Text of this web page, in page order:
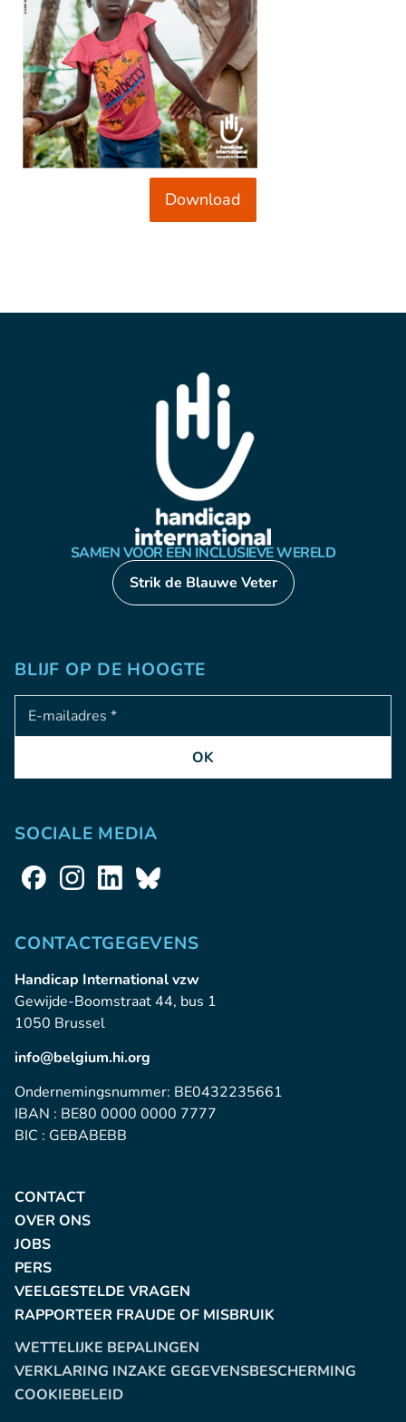
Download
SAMEN VOOR EEN INCLUSIEVE WERELD
Strik de Blauwe Veter
BLIJF OP DE HOOGTE
Adresse e-mail
OK
SOCIALE MEDIA
CONTACTGEGEVENS
Handicap International vzw
Gewijde-Boomstraat 44, bus 1
1050 Brussel
info@belgium.hi.org
Ondernemingsnummer: BE0432235661
IBAN : BE80 0000 0000 7777
BIC : GEBABEBB
CONTACT
OVER ONS
JOBS
PERS
VEELGESTELDE VRAGEN
RAPPORTEER FRAUDE OF MISBRUIK
WETTELIJKE BEPALINGEN
VERKLARING INZAKE GEGEVENSBESCHERMING
COOKIEBELEID